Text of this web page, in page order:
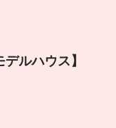
デルハウス】